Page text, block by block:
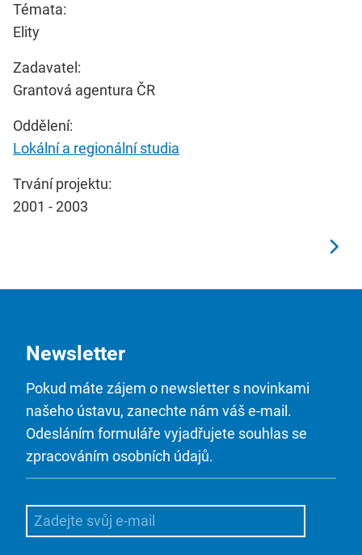
Témata:
Elity
Zadavatel:
Grantová agentura ČR
Oddělení:
Lokální a regionální studia
Trvání projektu:
2001 - 2003
Newsletter
Pokud máte zájem o newsletter s novinkami
našeho ústavu, zanechte nám váš e-mail.
Odesláním formuláře vyjadřujete souhlas se
zpracováním osobních údajů.